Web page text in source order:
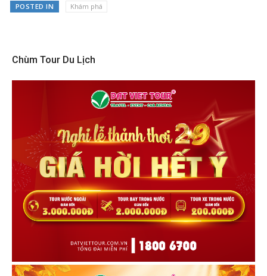
POSTED IN Khám phá
Chùm Tour Du Lịch